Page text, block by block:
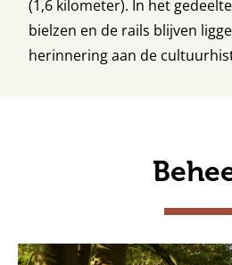
(1,6 kilometer). In het
bielzen en de rails blijven
herinnering aan de